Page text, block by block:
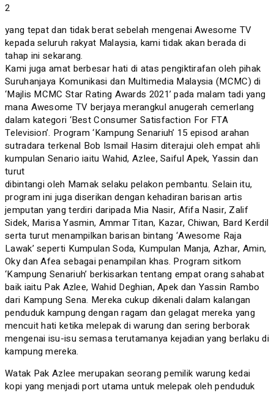
2
yang tepat dan tidak berat sebelah mengenai Awesome TV
kepada seluruh rakyat Malaysia, kami tidak akan berada di
tahap ini sekarang.
Kami juga amat berbesar hati di atas pengiktirafan oleh pihak
Suruhanjaya Komunikasi dan Multimedia Malaysia (MCMC) di
‘Majlis MCMC Star Rating Awards 2021’ pada malam tadi yang
mana Awesome TV berjaya merangkul anugerah cemerlang
dalam kategori ‘Best Consumer Satisfaction For FTA
Television’. Program ‘Kampung Senariuh’ 15 episod arahan
sutradara terkenal Bob Ismail Hasim diterajui oleh empat ahli
kumpulan Senario iaitu Wahid, Azlee, Saiful Apek, Yassin dan
turut
dibintangi oleh Mamak selaku pelakon pembantu. Selain itu,
program ini juga diserikan dengan kehadiran barisan artis
jemputan yang terdiri daripada Mia Nasir, Afifa Nasir, Zalif
Sidek, Marisa Yasmin, Ammar Titan, Kazar, Chiwan, Bard Kerdil
serta turut menampilkan barisan bintang ‘Awesome Raja
Lawak’ seperti Kumpulan Soda, Kumpulan Manja, Azhar, Amin,
Oky dan Afea sebagai penampilan khas. Program sitkom
‘Kampung Senariuh’ berkisarkan tentang empat orang sahabat
baik iaitu Pak Azlee, Wahid Deghian, Apek dan Yassin Rambo
dari Kampung Sena. Mereka cukup dikenali dalam kalangan
penduduk kampung dengan ragam dan gelagat mereka yang
mencuit hati ketika melepak di warung dan sering berborak
mengenai isu-isu semasa terutamanya kejadian yang berlaku di
kampung mereka.
Watak Pak Azlee merupakan seorang pemilik warung kedai
kopi yang menjadi port utama untuk melepak oleh penduduk